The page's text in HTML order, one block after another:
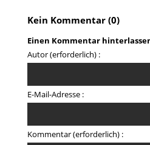
Kein Kommentar (0)
Einen Kommentar
Autor (erforderlich) :
E-Mail-Adresse :
Kommentar (erforderlich) :